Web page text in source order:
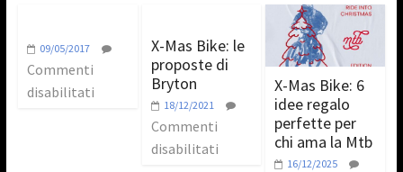
09/05/2017
Commenti
disabilitati
X-Mas Bike: le
proposte di
Bryton
18/12/2021
Commenti
disabilitati
X-Mas Bike: 6
idee regalo
perfette per
chi ama la Mtb
16/12/2025